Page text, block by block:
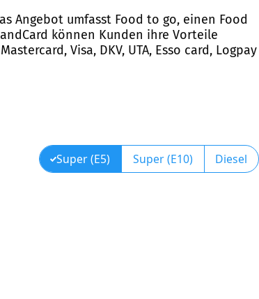
Angebot umfasst Food to go, einen Food
können Kunden ihre Vorteile
Visa, DKV, UTA, Esso card, Logpay
Super (E5) Super (E10) Diesel